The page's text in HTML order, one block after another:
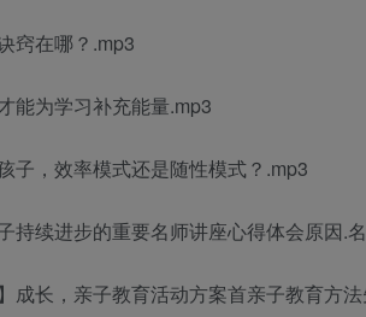
窍在哪？.mp3
能为学习补充能量.mp3
子，效率模式还是随性模式？.mp3
持续进步的重要名师讲座心得体会原因.
成长， 亲子教育活动方案首亲子教育方法